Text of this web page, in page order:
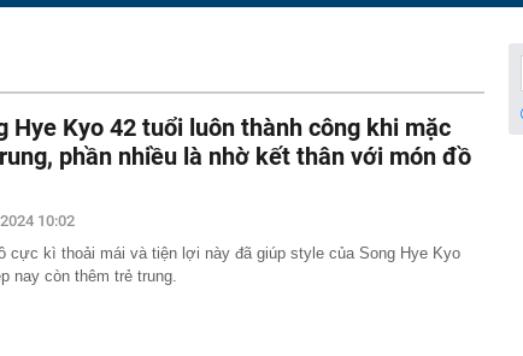
đỏ" về rủi ro lừa đảo gắn mác "vé nội bộ"
Phạm Nhật Vượng cán mốc 60 đại lý tại quốc gia
tố Võ Thị Mai SN 1973 cùng 8 người khác
dàn siêu xe triệu USD trong gara cá nhân
ở của Huấn Hoa Hồng
6/55 - Kết quả xổ số Vietlott hôm nay
6/8 tại Agribank, Vietcombank, BIDV, VietinBank,
Hye Kyo 42 tuổi luôn thành công khi mặc
phần nhiều là nhờ kết thân với món đồ
10:02
cực kì thoải mái và tiện lợi này đã giúp style của Song Hye Kyo
nay còn thêm trẻ trung.